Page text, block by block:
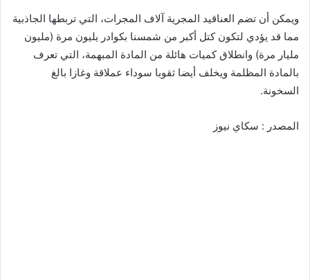
ويمكن أن تضم العناقيد المجرية آلاف المجرات، التي تربطها الجاذبية
مما قد يؤدي لتكون كتل أكبر من شمسنا بكوادر يليون مرة (مليون
مليار مرة) وانطلاق كميات هائلة من المادة المبهمة، التي تعرف
بالمادة المظلمة ويخلف أيضا ثقوبا سوداء عملاقة وغازا بالغ
السخونة.
المصدر : سكاي نيوز